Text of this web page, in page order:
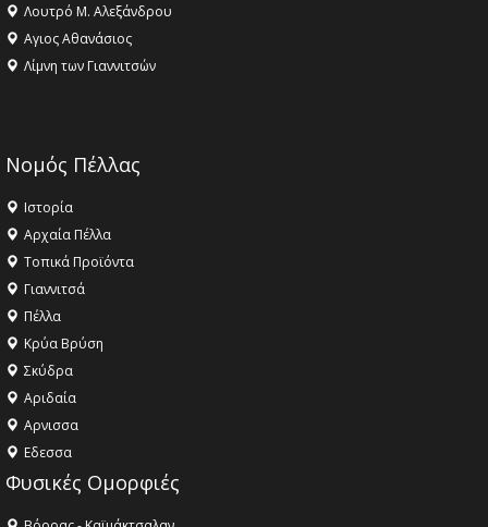
Λουτρό Μ. Αλεξάνδρου
Αγιος Αθανάσιος
Λίμνη των Γιαννιτσών
Νομός Πέλλας
Ιστορία
Αρχαία Πέλλα
Τοπικά Προϊόντα
Γιαννιτσά
Πέλλα
Κρύα Βρύση
Σκύδρα
Αριδαία
Aρνισσα
Eδεσσα
Φυσικές Ομορφιές